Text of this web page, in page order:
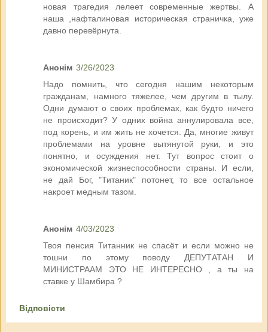
новая трагедия лелеет современные жертвы. А
наша ,нафталиновая историческая страничка, уже
давно перевёрнута.
Анонім 3/26/2023
Надо помнить, что сегодня нашим некоторым
гражданам, намного тяжелее, чем другим в тылу.
Одни думают о своих проблемах, как будто ничего
не происходит? У одних война аннулировала все,
под корень, и им жить не хочется. Да, многие живут
проблемами на уровне вытянутой руки, и это
понятно, и осуждения нет. Тут вопрос стоит о
экономической жизнеспособности страны. И если,
не дай Бог, "Титаник" потонет, то все остальное
накроет медным тазом.
Анонім 4/03/2023
Твоя пенсия Титанник не спасёт и если можно не
тошни по этому поводу ДЕПУТАТАН И
МИНИСТРААМ ЭТО НЕ ИНТЕРЕСНО , а ты на
ставке у Шамбира ?
Відповісти